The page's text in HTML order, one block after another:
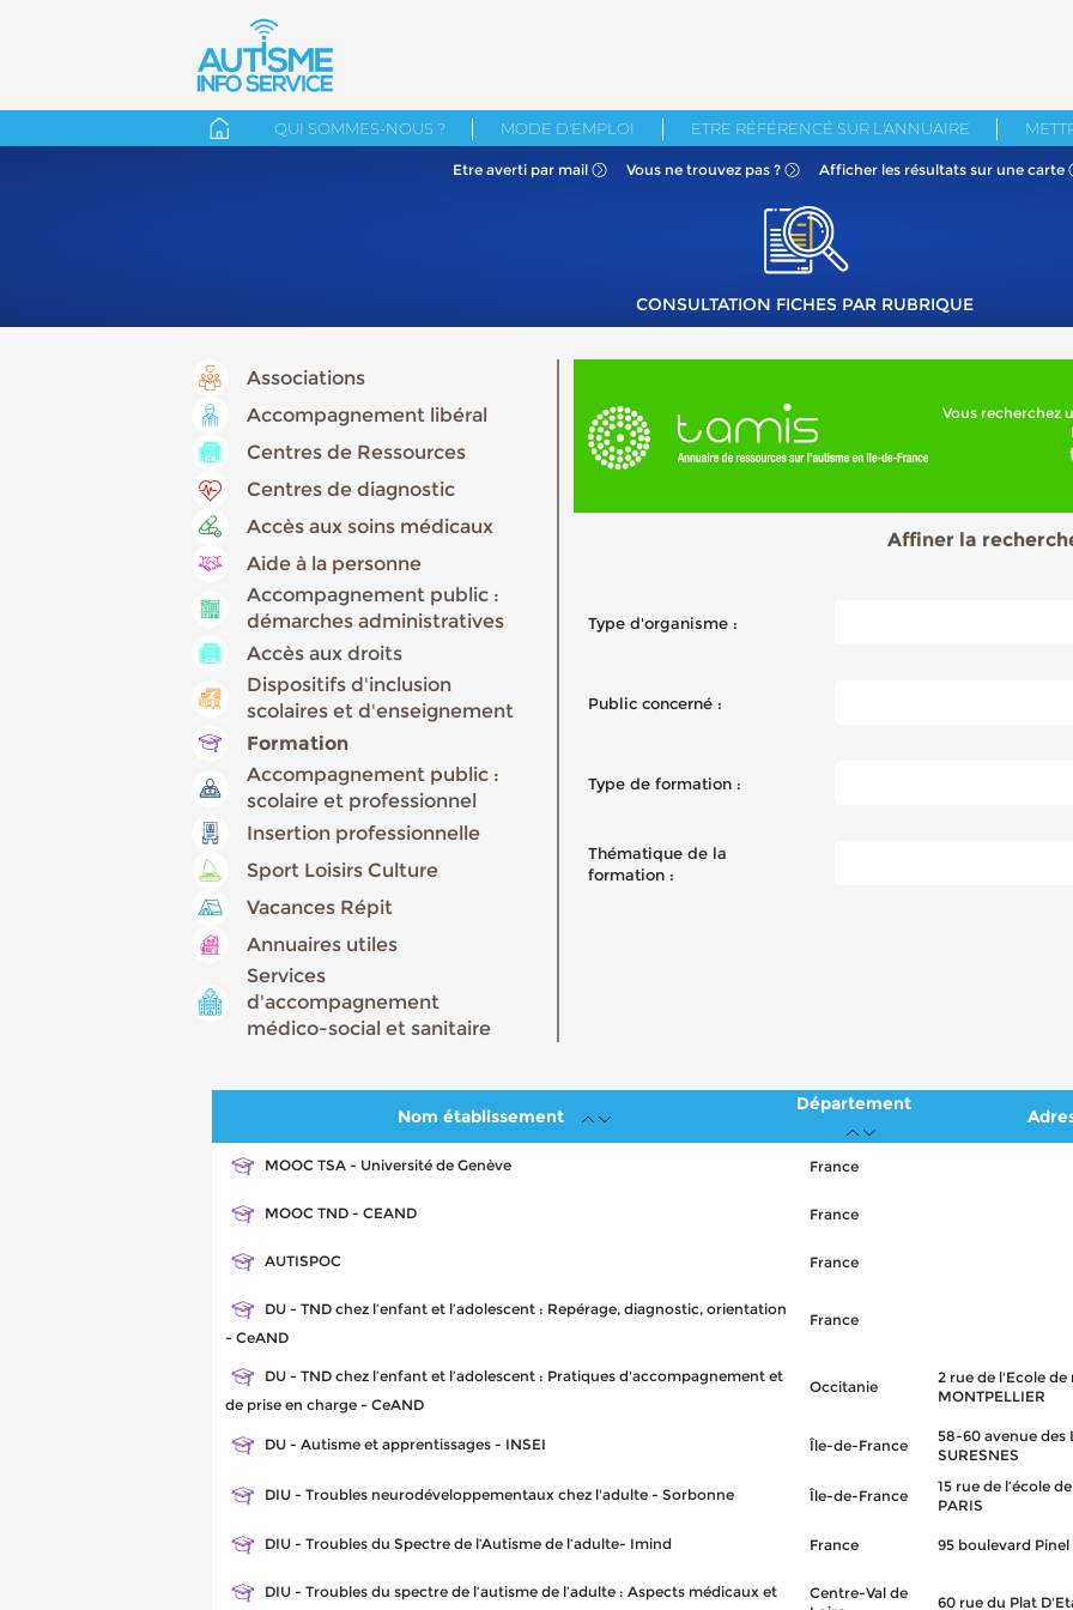
QUI SOMMES-NOUS ? MODE D'EMPLOI ETRE RÉFÉRENCÉ SUR L'ANNUAIRE
Etre averti par mail Vous ne trouvez pas ? Afficher les résultats sur une carte
CONSULTATION FICHES PAR RUBRIQUE
Associations
Accompagnement libéral
Centres de Ressources
Centres de diagnostic
Accès aux soins médicaux
Aide à la personne
Accompagnement public :
démarches administratives
Accès aux droits
Dispositifs d'inclusion
scolaires et d'enseignement
Formation
Accompagnement public :
scolaire et professionnel
Insertion professionnelle
Sport Loisirs Culture
Vacances Répit
Annuaires utiles
Services
d'accompagnement
médico-social et sanitaire
Vous recherchez
Affiner la
Type d'organisme :
Public concerné :
Type de formation :
Thématique de la
formation :
Nom établissement
Département
MOOC TSA - Université de Genève France
MOOC TND - CEAND France
AUTISPOC France
DU - TND chez l’enfant et l’adolescent : Repérage, diagnostic, orientation
- CeAND
France
DU - TND chez l’enfant et l’adolescent : Pratiques d'accompagnement et
de prise en charge - CeAND
Occitanie
2 rue de l'Ecole
MONTPELLIER
DU - Autisme et apprentissages - INSEI Île-de-France
58-60 avenue des
SURESNES
DIU - Troubles neurodéveloppementaux chez l'adulte - Sorbonne Île-de-France
15 rue de l’école
PARIS
DIU - Troubles du Spectre de l’Autisme de l’adulte- Imind France 95 boulevard Pinel
DIU - Troubles du spectre de l’autisme de l’adulte : Aspects médicaux et
Centre-Val de
60 rue du Plat